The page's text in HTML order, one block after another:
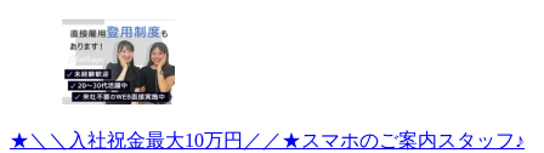
★＼＼入社祝金最大10万円／／★スマホのご案内スタッフ♪